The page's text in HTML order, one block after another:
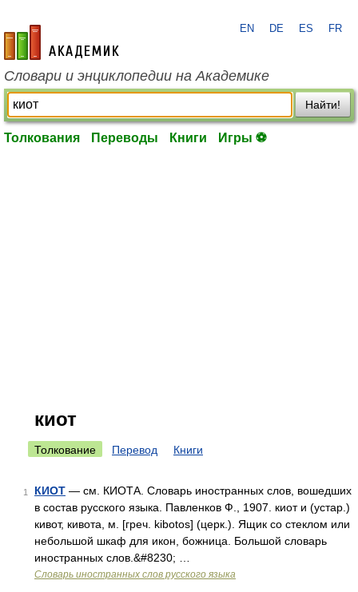
academic.ru
EN DE ES FR
Словари и энциклопедии на Академике
Найти!
Толкования Переводы Книги Игры ⚽
киот
Толкование Перевод Книги
1 КИОТ — см. КИОТА. Словарь иностранных слов, вошедших
в состав русского языка. Павленков Ф., 1907. киот и (устар.)
кивот, кивота, м. [греч. kibotos] (церк.). Ящик со стеклом или
небольшой шкаф для икон, божница. Большой словарь
иностранных слов.&#8230; …
Словарь иностранных слов русского языка